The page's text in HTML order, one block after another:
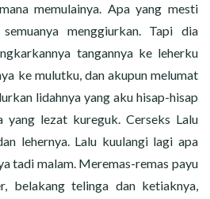
memulainya. Apa yang mesti
menggiurkan. Tapi dia
tangannya ke leherku
ke mulutku, dan akupun melumat
lidahnya yang aku hisap-hisap
yang lezat kureguk. Cerseks Lalu
lehernya. Lalu kuulangi lagi apa
tadi malam. Meremas-remas payu
belakang telinga dan ketiaknya,